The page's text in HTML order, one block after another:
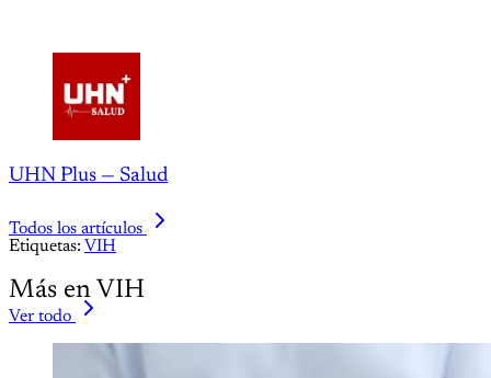
UHN Plus — Salud
Todos los artículos
Etiquetas: VIH
Más en VIH
Ver todo